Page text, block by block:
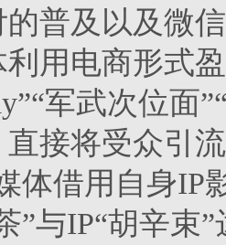
的普及以及微
用电商形式
军武次位面
接将受众引
体借用自身IP
”与IP“胡辛束